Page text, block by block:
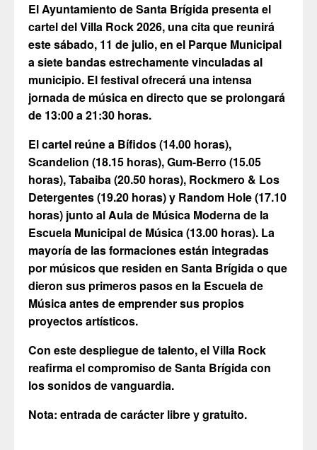
El Ayuntamiento de Santa Brígida presenta el
cartel del Villa Rock 2026, una cita que reunirá
este sábado, 11 de julio, en el Parque Municipal
a siete bandas estrechamente vinculadas al
municipio. El festival ofrecerá una intensa
jornada de música en directo que se prolongará
de 13:00 a 21:30 horas.
El cartel reúne a Bífidos (14.00 horas),
Scandelion (18.15 horas), Gum-Berro (15.05
horas), Tabaiba (20.50 horas), Rockmero & Los
Detergentes (19.20 horas) y Random Hole (17.10
horas) junto al Aula de Música Moderna de la
Escuela Municipal de Música (13.00 horas). La
mayoría de las formaciones están integradas
por músicos que residen en Santa Brígida o que
dieron sus primeros pasos en la Escuela de
Música antes de emprender sus propios
proyectos artísticos.
Con este despliegue de talento, el Villa Rock
reafirma el compromiso de Santa Brígida con
los sonidos de vanguardia.
Nota: entrada de carácter libre y gratuito.